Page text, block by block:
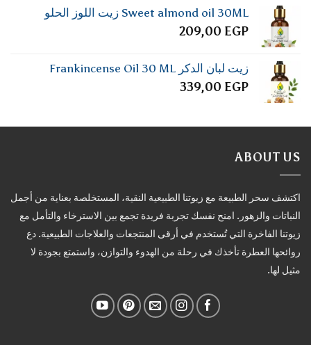
4.00من
5
Sweet almond oil 30ML زيت اللوز الحلو
209,00 EGP
زيت لبان الدكر Frankincense Oil 30 ML
339,00 EGP
ABOUT US
اكتشف سحر الطبيعة مع زيوتنا الطبيعية النقية، المستخلصة بعناية من أجمل
النباتات والزهور. امنح نفسك تجربة فريدة تجمع بين الاسترخاء والتأمل مع
زيوتنا الفاخرة التي تُستخدم في أرقى المنتجعات والعلاجات الطبيعية. دع
روائحها العطرة تأخذك في رحلة من الهدوء والتوازن، واستمتع بجودة لا
مثيل لها.